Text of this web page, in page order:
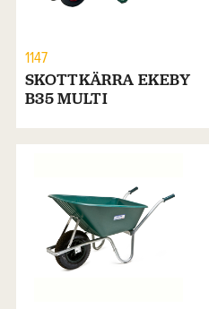
1147
SKOTTKÄRRA EKEBY
B35 MULTI